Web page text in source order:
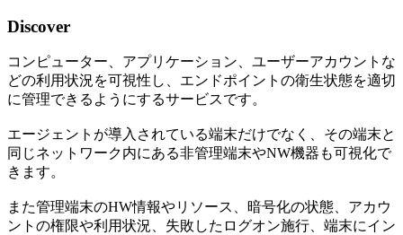
Discover
コンピューター、アプリケーション、ユーザーアカウントな
どの利⽤状況を可視性し、エンドポイントの衛⽣状態を適切
に管理できるようにするサービスです。
エージェントが導入されている端末だけでなく、その端末と
同じネットワーク内にある非管理端末やNW機器も可視化で
きます。
また管理端末のHW情報やリソース、暗号化の状態、アカウ
ントの権限や利用状況、失敗したログオン施行、端末にイン